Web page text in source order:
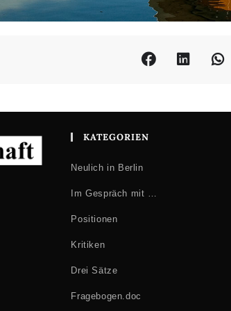
KATEGORIEN
Neulich in Berlin
Im Gespräch mit …
Positionen
Kritiken
Drei Sätze
Fragebogen.doc